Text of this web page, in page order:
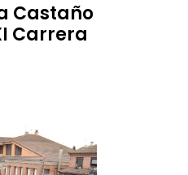
Castaño
Carrera